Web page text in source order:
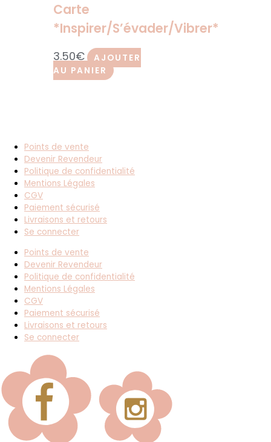
Carte
*Inspirer/S’évader/Vibrer*
3.50€
AJOUTER
AU PANIER
Points de vente
Devenir Revendeur
Politique de confidentialité
Mentions Légales
CGV
Paiement sécurisé
Livraisons et retours
Se connecter
Points de vente
Devenir Revendeur
Politique de confidentialité
Mentions Légales
CGV
Paiement sécurisé
Livraisons et retours
Se connecter